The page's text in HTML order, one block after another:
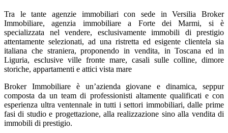
Tra le tante agenzie immobiliari con sede in Versilia Broker
Immobiliare, agenzia immobiliare a Forte dei Marmi, si è
specializzata nel vendere, esclusivamente immobili di prestigio
attentamente selezionati, ad una ristretta ed esigente clientela sia
italiana che straniera, proponendo in vendita, in Toscana ed in
Liguria, esclusive ville fronte mare, casali sulle colline, dimore
storiche, appartamenti e attici vista mare
Broker Immobiliare è un’azienda giovane e dinamica, seppur
composta da un team di professionisti altamente qualificati e con
esperienza ultra ventennale in tutti i settori immobiliari, dalle prime
fasi di studio e progettazione, alla realizzazione sino alla vendita di
immobili di prestigio.